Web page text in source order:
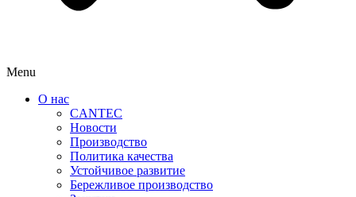
Menu
О нас
CANTEC
Новости
Производство
Политика качества
Устойчивое развитие
Бережливое производство